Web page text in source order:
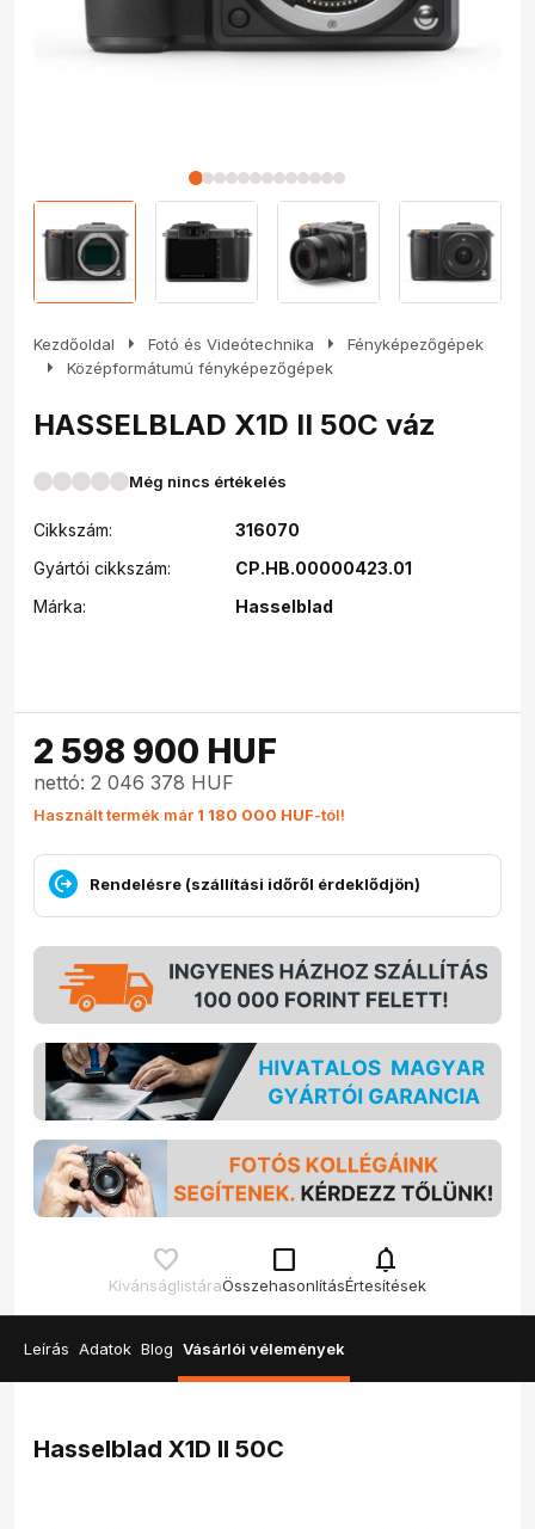
Kezdőoldal arrow_right Fotó és Videótechnika arrow_right Fényképezőgépek
arrow_right Középformátumú fényképezőgépek
HASSELBLAD X1D II 50C váz
Még nincs értékelés
Cikkszám:
316070
Gyártói cikkszám:
CP.HB.00000423.01
Márka:
Hasselblad
2 598 900 HUF
nettó: 2 046 378 HUF
Használt termék már 1 180 000 HUF-tól!
Rendelésre (szállítási időről érdeklődjön)
Kívánságlistára
check_box_outline_blank
Összehasonlítás
notifications
Értesítések
Leírás Adatok Blog Vásárlói vélemények
Hasselblad X1D II 50C